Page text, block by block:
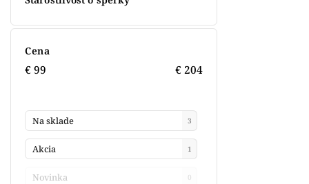
Cena
€99 €204
Na sklade 3
Akcia 1
Novinka 0